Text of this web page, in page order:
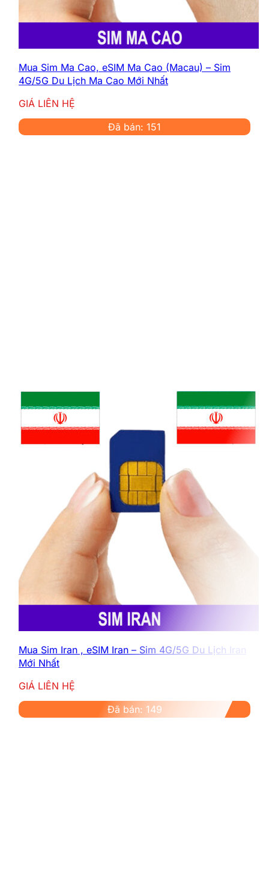
Số Điện Thoại Khẩn Cấp
Cameroon
Du lịch hoặc sinh sống Cameroon nên lưu lại
các số điện thoại khẩn cấp sau:
Cảnh sát:
Cứu hỏa:118
Cấp cứu:119
Mua Sim Ma Cao, eSIM Ma Cao (Macau) – Sim
4G/5G Du Lịch Ma Cao Mới Nhất
GIÁ LIÊN HỆ
Đã bán: 151
Mua Sim Iran , eSIM Iran – Sim 4G/5G Du Lịch Iran
Mới Nhất
GIÁ LIÊN HỆ
Đã bán: 149